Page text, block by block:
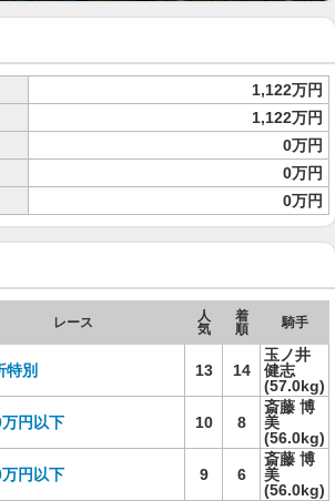
1,122万円
1,122万円
0万円
0万円
0万円
レース
人
気
着
順
騎手
特別 13 14
玉ノ井
健志
(57.0kg)
円以下 10 8
斎藤 博
美
(56.0kg)
円以下 9 6
斎藤 博
美
(56.0kg)